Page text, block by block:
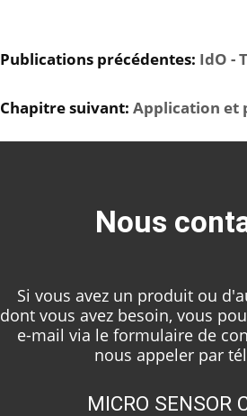
Publications précédentes: IdO -
Chapitre suivant: Application et
Nous
Si vous avez un produit ou
dont vous avez besoin, vous
e-mail via le formulaire de
nous appeler par
MICRO SENSOR